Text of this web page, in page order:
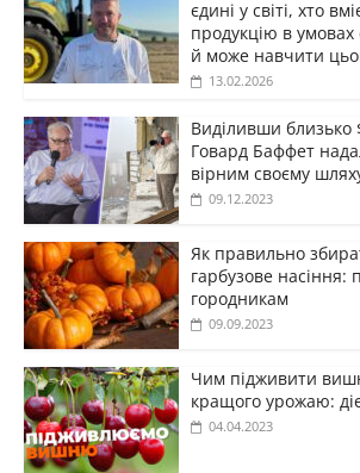
єдині у світі, хто
продукцію в умовах
й може навчити
13.02.2026
Виділивши близько
Говард Баффет
вірним своєму
09.12.2023
Як правильно
гарбузове насіння:
городникам
09.09.2023
Чим підживити
кращого урожаю:
04.04.2023